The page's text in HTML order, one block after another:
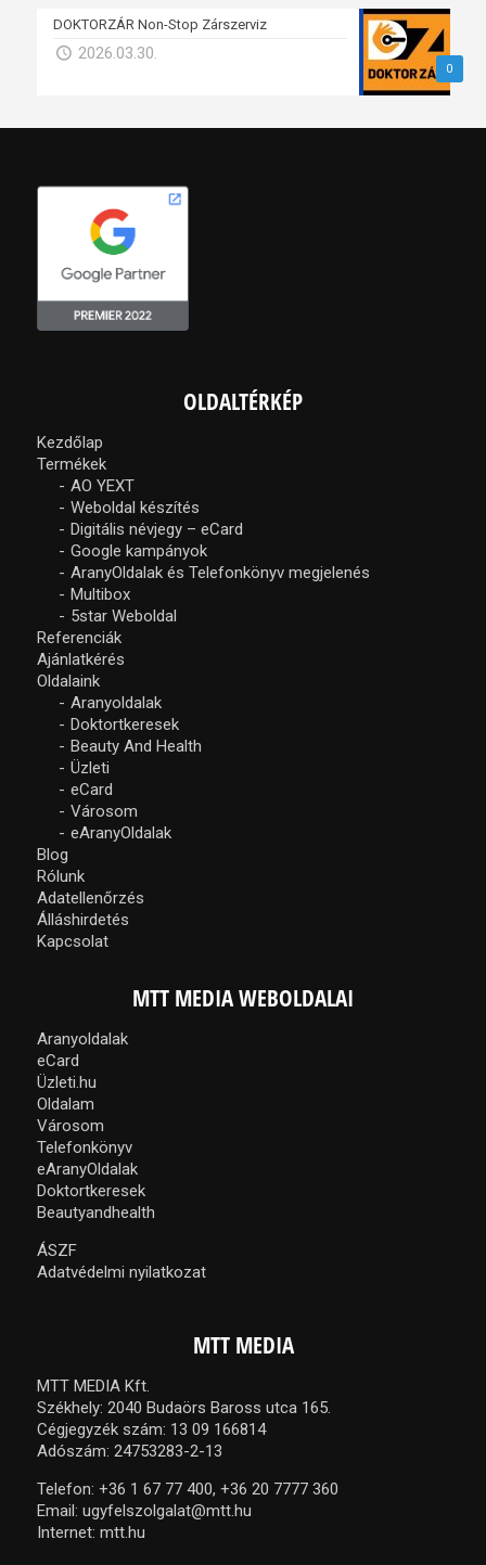
0
DOKTORZÁR Non-Stop Zárszerviz
2026.03.30.
OLDALTÉRKÉP
Kezdőlap
Termékek
AO YEXT
Weboldal készítés
Digitális névjegy – eCard
Google kampányok
AranyOldalak és Telefonkönyv megjelenés
Multibox
5star Weboldal
Referenciák
Ajánlatkérés
Oldalaink
Aranyoldalak
Doktortkeresek
Beauty And Health
Üzleti
eCard
Városom
eAranyOldalak
Blog
Rólunk
Adatellenőrzés
Álláshirdetés
Kapcsolat
MTT MEDIA WEBOLDALAI
Aranyoldalak
eCard
Üzleti.hu
Oldalam
Városom
Telefonkönyv
eAranyOldalak
Doktortkeresek
Beautyandhealth
ÁSZF
Adatvédelmi nyilatkozat
MTT MEDIA
MTT MEDIA Kft.
Székhely: 2040 Budaörs Baross utca 165.
Cégjegyzék szám: 13 09 166814
Adószám: 24753283-2-13
Telefon: +36 1 67 77 400, +36 20 7777 360
Email: ugyfelszolgalat@mtt.hu
Internet: mtt.hu